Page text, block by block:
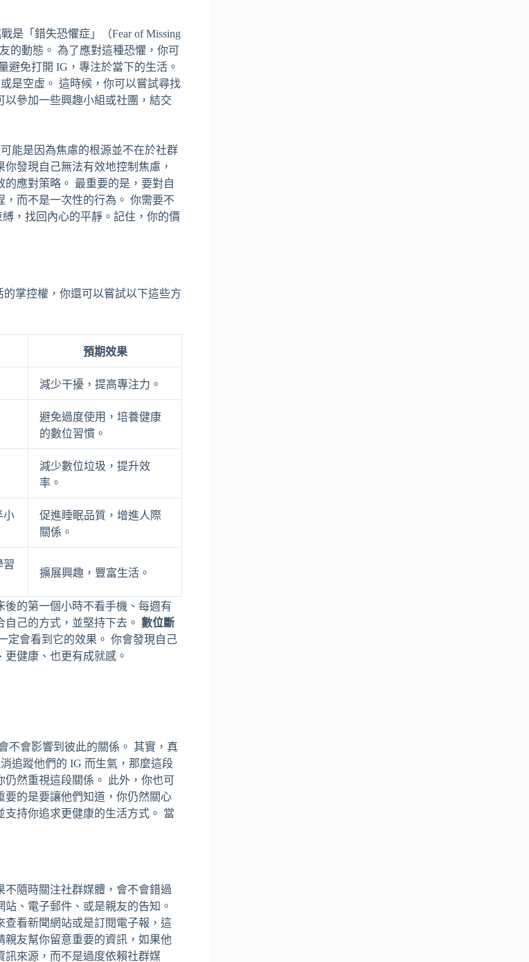
是「錯失恐懼症」（Fear of Missing
的動態。 為了應對這種恐懼，你可
避免打開 IG，專注於當下的生活。
是空虛。 這時候，你可以嘗試尋找
參加一些興趣小組或社團，結交
能是因為焦慮的根源並不在於社群
發現自己無法有效地控制焦慮，
應對策略。 最重要的是，要對自
，而不是一次性的行為。 你需要不
，找回內心的平靜。記住，你的價
掌控權，你還可以嘗試以下這些方
預期效果
減少干擾，提高專注力。
避免過度使用，培養健康
的數位習慣。
減少數位垃圾，提升效
率。
小
促進睡眠品質，增進人際
關係。
習
擴展興趣，豐富生活。
後的第一個小時不看手機、每週有
自己的方式，並堅持下去。 數位斷
定會看到它的效果。 你會發現自己
健康、也更有成就感。
不會影響到彼此的關係。 其實，真
追蹤他們的 IG 而生氣，那麼這段
然重視這段關係。 此外，你也可
的是要讓他們知道，你仍然關心
持你追求更健康的生活方式。 當
隨時關注社群媒體，會不會錯過
、電子郵件、或是親友的告知。
看新聞網站或是訂閱電子報，這
友幫你留意重要的資訊，如果他
訊來源，而不是過度依賴社群媒